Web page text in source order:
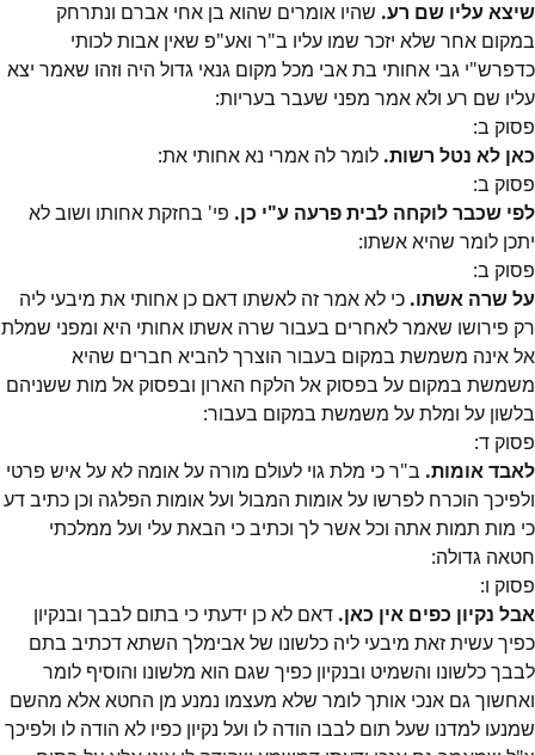
שיצא עליו שם רע. שהיו אומרים שהוא בן אחי אברם ונתרחק
במקום אחר שלא יזכר שמו עליו ב"ר ואע"פ שאין אבות לכותי
כדפרש"י גבי אחותי בת אבי מכל מקום גנאי גדול היה וזהו שאמר יצא
עליו שם רע ולא אמר מפני שעבר בעריות:
פסוק ב:
כאן לא נטל רשות. לומר לה אמרי נא אחותי את:
פסוק ב:
לפי שכבר לוקחה לבית פרעה ע"י כן. פי' בחזקת אחותו ושוב לא
יתכן לומר שהיא אשתו:
פסוק ב:
על שרה אשתו. כי לא אמר זה לאשתו דאם כן אחותי את מיבעי ליה
רק פירושו שאמר לאחרים בעבור שרה אשתו אחותי היא ומפני שמלת
אל אינה משמשת במקום בעבור הוצרך להביא חברים שהיא
משמשת במקום על בפסוק אל הלקח הארון ובפסוק אל מות ששניהם
בלשון על ומלת על משמשת במקום בעבור:
פסוק ד:
לאבד אומות. ב"ר כי מלת גוי לעולם מורה על אומה לא על איש פרטי
ולפיכך הוכרח לפרשו על אומות המבול ועל אומות הפלגה וכן כתיב דע
כי מות תמות אתה וכל אשר לך וכתיב כי הבאת עלי ועל ממלכתי
חטאה גדולה:
פסוק ו:
אבל נקיון כפים אין כאן. דאם לא כן ידעתי כי בתום לבבך ובנקיון
כפיך עשית זאת מיבעי ליה כלשונו של אבימלך השתא דכתיב בתם
לבבך כלשונו והשמיט ובנקיון כפיך שגם הוא מלשונו והוסיף לומר
ואחשוך גם אנכי אותך לומר שלא מעצמו נמנע מן החטא אלא מהשם
שמנעו למדנו שעל תום לבבו הודה לו ועל נקיון כפיו לא הודה לו ולפיכך